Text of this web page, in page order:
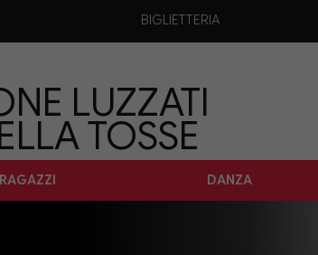
BIGLIETTERIA
LUZZATI
TOSSE
DANZA